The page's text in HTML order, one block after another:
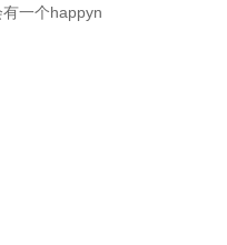
一个happyn